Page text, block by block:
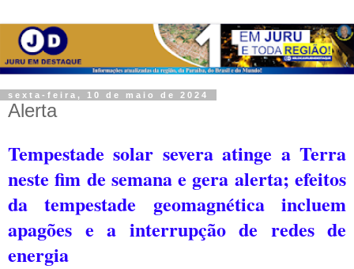
sexta-feira, 10 de maio de 2024
Alerta
Tempestade solar severa atinge a Terra
neste fim de semana e gera alerta; efeitos
da tempestade geomagnética incluem
apagões e a interrupção de redes de
energia